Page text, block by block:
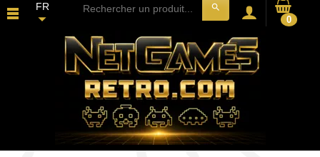
FR
search
0